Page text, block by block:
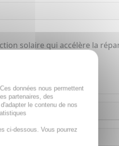
solaire qui accélère la
données nous permettent
partenaires, des
le contenu de nos
ci-dessous. Vous pourrez